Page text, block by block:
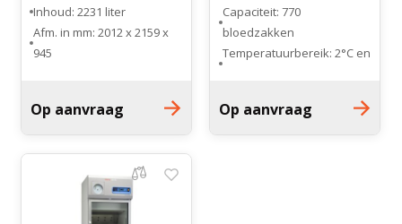
Inhoud: 2231 liter
Afm. in mm: 2012 x 2159 x
945
Op aanvraag
Capaciteit: 770
bloedzakken
Temperatuurbereik: 2°C en
96,0 x 143,5 x 199,4 cm
Aantal lades: 14 stuks
Op aanvraag